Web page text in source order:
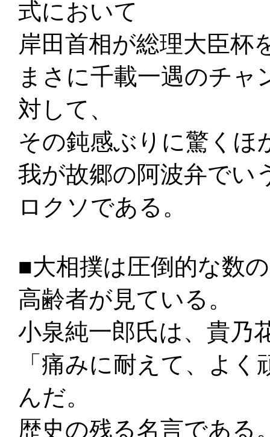
式において
岸田首相が総理大臣杯
まさに千載一遇のチ
対して、
その鈍感ぶりに驚くほ
我が故郷の阿波弁でい
ロクソである。
■大相撲は圧倒的な数
高齢者が見ている。
小泉純一郎氏は、貴乃
「痛みに耐えて、よ
んだ。
歴史の残る名言である